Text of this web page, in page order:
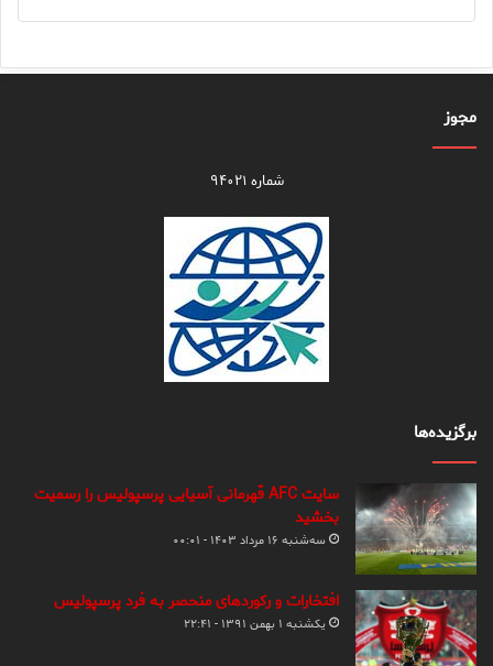
مجوز
شماره ۹۴۰۲۱
برگزیده‌ها
سایت AFC قهرمانی آسیایی پرسپولیس را رسمیت
بخشید
سه‌شنبه ۱۶ مرداد ۱۴۰۳ - ۰۰:۰۱
افتخارات و رکوردهای منحصر به فرد پرسپولیس
یکشنبه ۱ بهمن ۱۳۹۱ - ۲۲:۴۱